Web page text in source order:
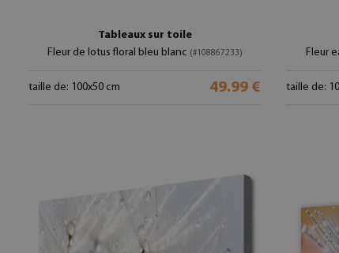
Tableaux sur toile
Fleur de lotus floral bleu blanc (#108867233)
taille de: 100x50 cm 49.99 €
Fleur
taille de: